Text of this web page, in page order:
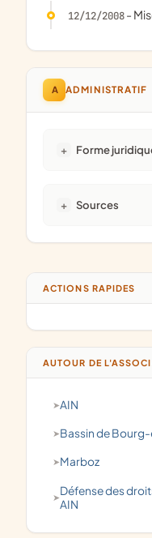
12/12/2008-
A ADMINISTRATIF
Forme
Sources
ACTIONS RAPIDES
AUTOUR DE
AIN
Bassin de
Marboz
défense des droits des personnes rapatriées -
AIN